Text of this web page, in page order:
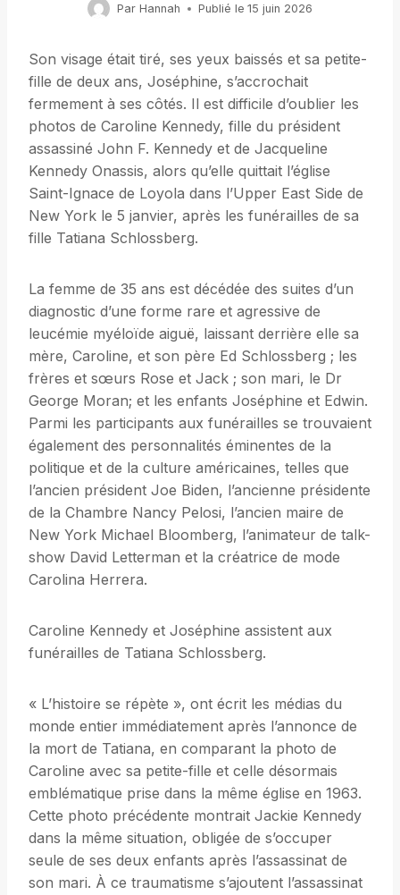
Par Hannah Publié le 15 juin 2026
Son visage était tiré, ses yeux baissés et sa petite-
fille de deux ans, Joséphine, s’accrochait
fermement à ses côtés. Il est difficile d’oublier les
photos de Caroline Kennedy, fille du président
assassiné John F. Kennedy et de Jacqueline
Kennedy Onassis, alors qu’elle quittait l’église
Saint-Ignace de Loyola dans l’Upper East Side de
New York le 5 janvier, après les funérailles de sa
fille Tatiana Schlossberg.
La femme de 35 ans est décédée des suites d’un
diagnostic d’une forme rare et agressive de
leucémie myéloïde aiguë, laissant derrière elle sa
mère, Caroline, et son père Ed Schlossberg ; les
frères et sœurs Rose et Jack ; son mari, le Dr
George Moran; et les enfants Joséphine et Edwin.
Parmi les participants aux funérailles se trouvaient
également des personnalités éminentes de la
politique et de la culture américaines, telles que
l’ancien président Joe Biden, l’ancienne présidente
de la Chambre Nancy Pelosi, l’ancien maire de
New York Michael Bloomberg, l’animateur de talk-
show David Letterman et la créatrice de mode
Carolina Herrera.
Caroline Kennedy et Joséphine assistent aux
funérailles de Tatiana Schlossberg.
« L’histoire se répète », ont écrit les médias du
monde entier immédiatement après l’annonce de
la mort de Tatiana, en comparant la photo de
Caroline avec sa petite-fille et celle désormais
emblématique prise dans la même église en 1963.
Cette photo précédente montrait Jackie Kennedy
dans la même situation, obligée de s’occuper
seule de ses deux enfants après l’assassinat de
son mari. À ce traumatisme s’ajoutent l’assassinat